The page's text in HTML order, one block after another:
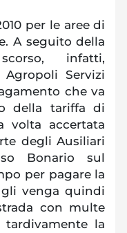
per le aree di
A seguito della
infatti,
Servizi
che va
della tariffa di
accertata
degli Ausiliari
Bonario sul
per pagare la
venga quindi
con multe
la